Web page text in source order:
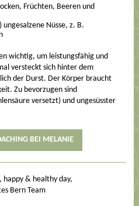
Früchten, Beeren und
Nüsse, z. B.
wichtig, um leistungsfähig und
versteckt sich hinter dem
der Durst. Der Körper braucht
Zu bevorzugen sind
versetzt) und ungesüsster
BEI MELANIE
happy & healthy day,
Bern Team